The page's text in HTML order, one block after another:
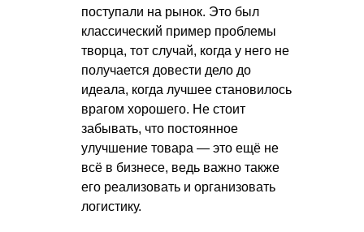
поступали на рынок. Это был
классический пример проблемы
творца, тот случай, когда у него не
получается довести дело до
идеала, когда лучшее становилось
врагом хорошего. Не стоит
забывать, что постоянное
улучшение товара — это ещё не
всё в бизнесе, ведь важно также
его реализовать и организовать
логистику.